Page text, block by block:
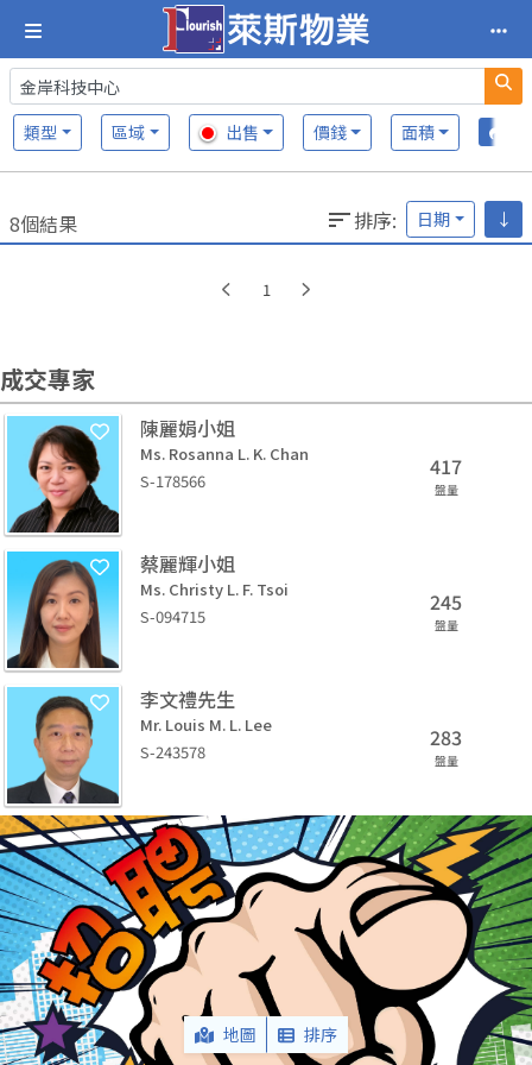
類型 區域 出售 價錢 面積
8個結果 排序: 日期 ↓
1
成交專家
陳麗娟小姐
Ms. Rosanna L. K. Chan
S-178566
417
盤量
蔡麗輝小姐
Ms. Christy L. F. Tsoi
S-094715
245
盤量
李文禮先生
Mr. Louis M. L. Lee
S-243578
283
盤量
地圖 排序